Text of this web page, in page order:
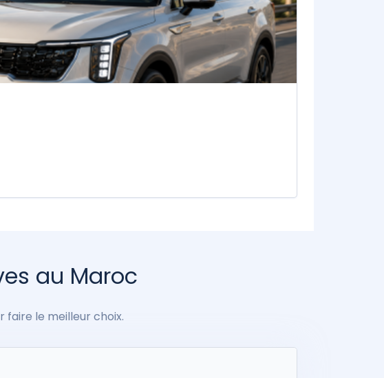
au Maroc
faire le meilleur choix.